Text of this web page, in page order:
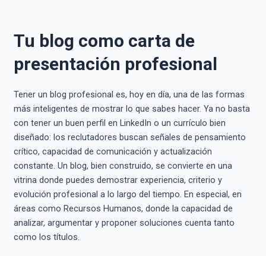
Tu blog como carta de
presentación profesional
Tener un blog profesional es, hoy en día, una de las formas
más inteligentes de mostrar lo que sabes hacer. Ya no basta
con tener un buen perfil en LinkedIn o un currículo bien
diseñado: los reclutadores buscan señales de pensamiento
crítico, capacidad de comunicación y actualización
constante. Un blog, bien construido, se convierte en una
vitrina donde puedes demostrar experiencia, criterio y
evolución profesional a lo largo del tiempo. En especial, en
áreas como Recursos Humanos, donde la capacidad de
analizar, argumentar y proponer soluciones cuenta tanto
como los títulos.